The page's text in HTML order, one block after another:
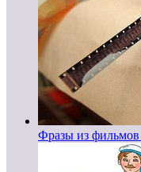
Фразы из